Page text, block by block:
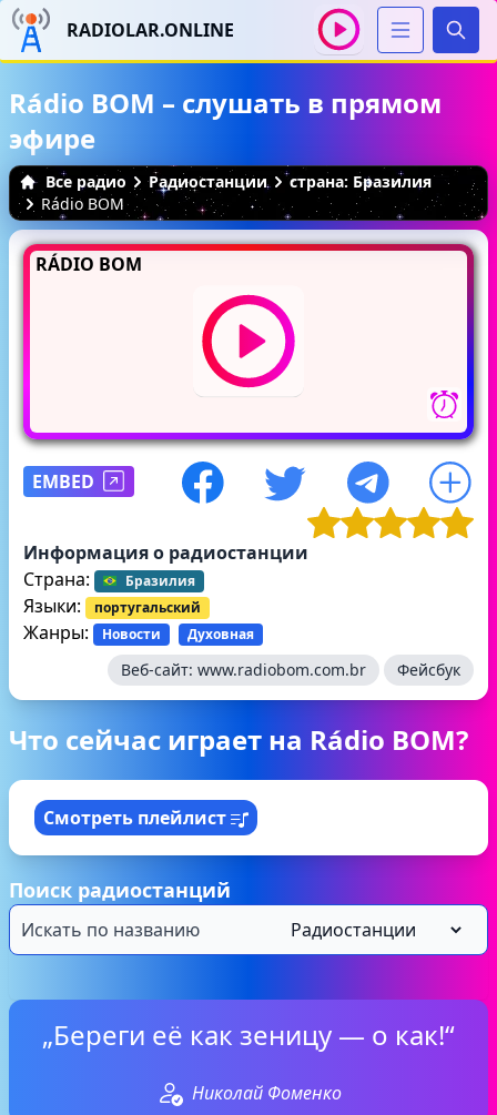
RADIOLAR.ONLINE
Rádio BOM – слушать в прямом
эфире
Все радио Радиостанции
страна: Бразилия
Rádio BOM
RÁDIO BOM
EMBED
Информация о радиостанции
Страна:
Бразилия
Языки: португальский
Жанры: Новости Духовная
Веб-сайт: www.radiobom.com.br Фейсбук
Что сейчас играет на Rádio BOM?
Смотреть плейлист
Поиск радиостанций
„Береги её как зеницу — о как!“
Николай Фоменко